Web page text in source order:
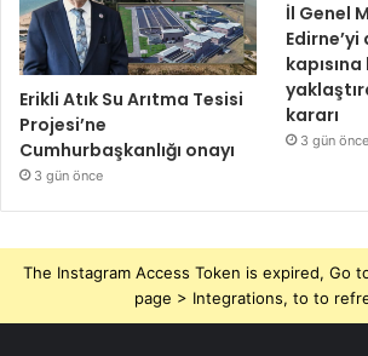
Erikli Atık Su Arıtma Tesisi
Projesi’ne
Cumhurbaşkanlığı onayı
3 gün önce
İl Genel
kararı
3 gün önce
The Instagram Access Token is expired, Go
page > Integrations, to to